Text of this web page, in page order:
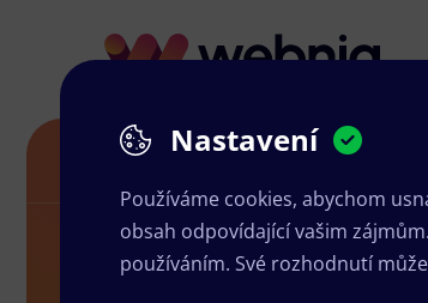
Letáky v Mohelnici
Nastavení
Používáme cookies, abychom
obsah odpovídající vašim
používáním. Své rozhodnutí